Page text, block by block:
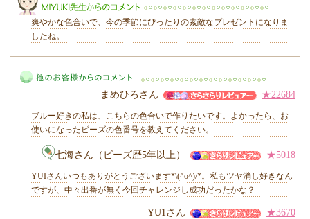
MIYUKI先生からのコメント
爽やかな色合いで、今の季節にぴったりの素敵なプレゼントになりま
したね。
他のお客様からのコメント
まめひろさん ★22684
ブルー好きの私は、こちらの色合いで作りたいです。よかったら、お
使いになったビーズの色番号を教えてください。
七海さん（ビーズ歴5年以上） ★5018
YUIさんいつもありがとうございます*\(^o^)/*。私もツヤ消し好きなん
ですが、中々出番が無く今回チャレンジし成功だったかな？
YU1さん ★3670